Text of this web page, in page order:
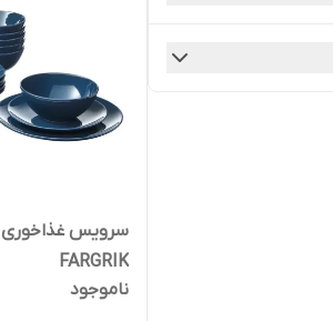
FARGRIK
ناموجود